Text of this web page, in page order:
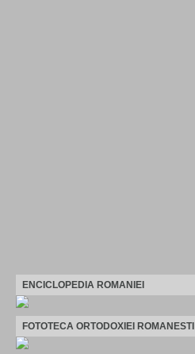
ENCICLOPEDIA ROMANIEI
FOTOTECA ORTODOXIEI ROMANESTI